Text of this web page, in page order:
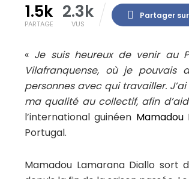
1.5k
PARTAGE
2.3k
VUS
Partager
« Je suis heureux de venir au
Vilafranquense, où je
personnes avec qui travailler.
ma qualité au collectif, afin
l’international guinéen Mamadou
Portugal.
Mamadou Lamarana Diallo sort